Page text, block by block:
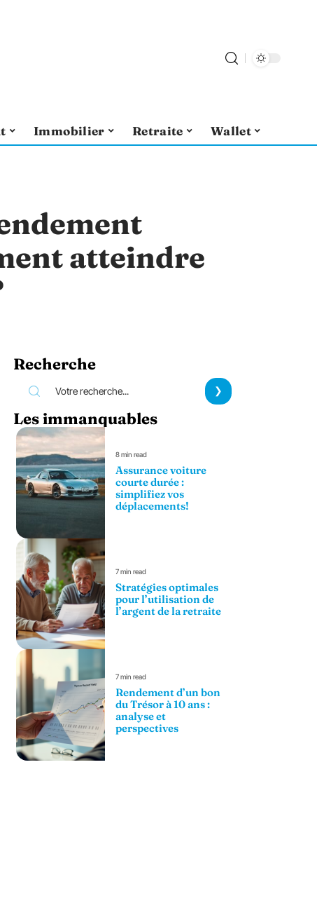
Immobilier Retraite Wallet
atteindre
Recherche
Les immanquables
8 min read
Assurance voiture
courte durée :
simplifiez vos
déplacements!
7 min read
Stratégies optimales
pour l’utilisation de
l’argent de la retraite
7 min read
Rendement d’un bon
du Trésor à 10 ans :
analyse et
perspectives